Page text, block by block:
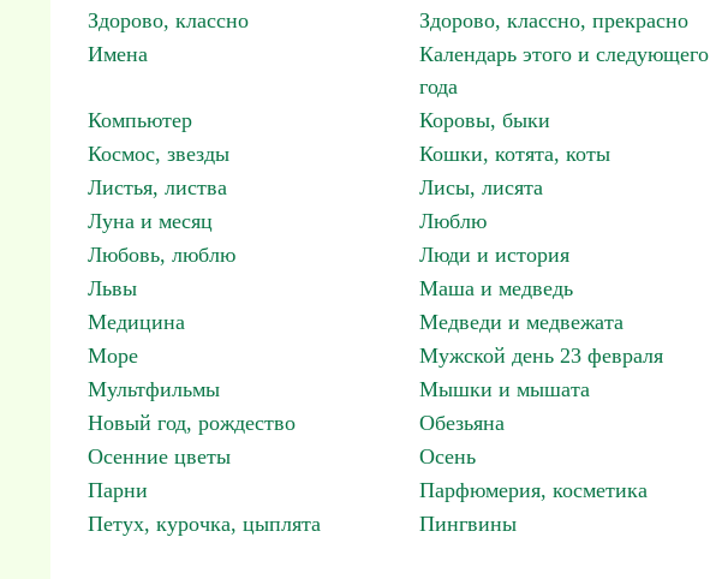
Здорово, классно
Здорово, классно, прекрасно
Имена
Календарь этого и следующего
года
Компьютер Коровы, быки
Космос, звезды
Кошки, котята, коты
Листья, листва
Лисы, лисята
Луна и месяц
Люблю
Любовь, люблю
Люди и история
Львы
Маша и медведь
Медицина
Медведи и медвежата
Море
Мужской день 23 февраля
Мультфильмы
Мышки и мышата
Новый год, рождество
Обезьяна
Осенние цветы
Осень
Парни
Парфюмерия, косметика
Петух, курочка, цыплята
Пингвины